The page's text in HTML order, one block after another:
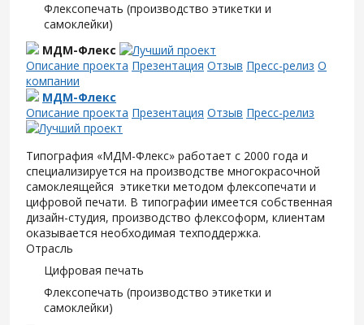
Флексопечать (производство этикетки и
самоклейки)
МДМ-Флекс
Описание проекта Презентация Отзыв Пресс-релиз О
компании
МДМ-Флекс
Описание проекта Презентация Отзыв Пресс-релиз
Типография «МДМ-Флекс» работает с 2000 года и
специализируется на производстве многокрасочной
самоклеящейся этикетки методом флексопечати и
цифровой печати. В типографии имеется собственная
дизайн-студия, производство флексоформ, клиентам
оказывается необходимая техподдержка.
Отрасль
Цифровая печать
Флексопечать (производство этикетки и
самоклейки)